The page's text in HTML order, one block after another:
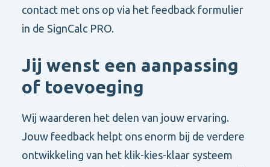
contact met ons op via het feedback formulier
in de SignCalc PRO.
Jij wenst een aanpassing
of toevoeging
Wij waarderen het delen van jouw ervaring.
Jouw feedback helpt ons enorm bij de verdere
ontwikkeling van het klik-kies-klaar systeem